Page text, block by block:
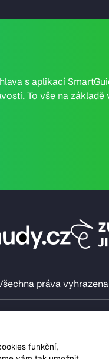
s aplikací
To vše na
práva
funkční,